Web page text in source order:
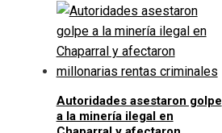
Autoridades asestaron golpe
a la minería ilegal en